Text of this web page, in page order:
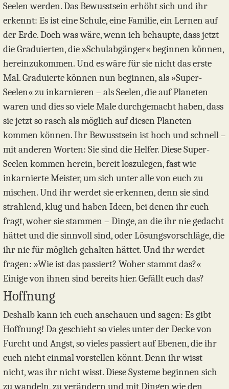
Seelen werden. Das Bewusstsein erhöht sich und ihr
erkennt: Es ist eine Schule, eine Familie, ein Lernen auf
der Erde. Doch was wäre, wenn ich behaupte, dass jetzt
die Graduierten, die »Schulabgänger« beginnen können,
hereinzukommen. Und es wäre für sie nicht das erste
Mal. Graduierte können nun beginnen, als »Super-
Seelen« zu inkarnieren – als Seelen, die auf Planeten
waren und dies so viele Male durchgemacht haben, dass
sie jetzt so rasch als möglich auf diesen Planeten
kommen können. Ihr Bewusstsein ist hoch und schnell –
mit anderen Worten: Sie sind die Helfer. Diese Super-
Seelen kommen herein, bereit loszulegen, fast wie
inkarnierte Meister, um sich unter alle von euch zu
mischen. Und ihr werdet sie erkennen, denn sie sind
strahlend, klug und haben Ideen, bei denen ihr euch
fragt, woher sie stammen – Dinge, an die ihr nie gedacht
hättet und die sinnvoll sind, oder Lösungsvorschläge, die
ihr nie für möglich gehalten hättet. Und ihr werdet
fragen: »Wie ist das passiert? Woher stammt das?«
Einige von ihnen sind bereits hier. Gefällt euch das?
Hoffnung
Deshalb kann ich euch anschauen und sagen: Es gibt
Hoffnung! Da geschieht so vieles unter der Decke von
Furcht und Angst, so vieles passiert auf Ebenen, die ihr
euch nicht einmal vorstellen könnt. Denn ihr wisst
nicht, was ihr nicht wisst. Diese Systeme beginnen sich
zu wandeln, zu verändern und mit Dingen wie den